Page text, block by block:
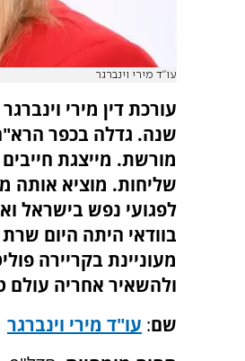
עו"ד מירי וינברגר
שנה. גדלה בכפר
מורשת. מייצגת
שליחות. מוציא אותה
לפגועי נפש בישראל
בוודאי היתה היום
מעוניינת בקריירה
ולהשאיר אחריה עולם
שם: עו"ד מירי וינברגר